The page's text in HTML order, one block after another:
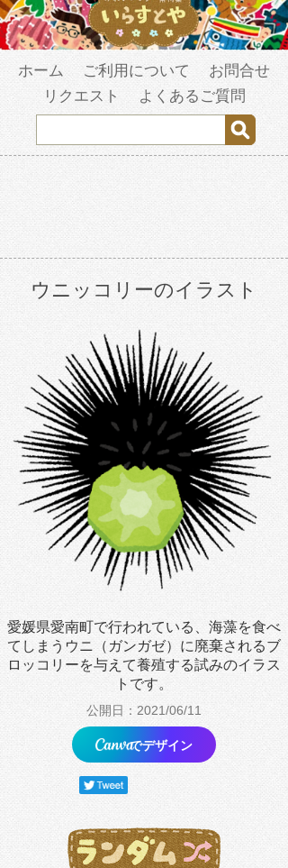
ホーム ご利用について
お問合せ
リクエスト
よくあるご質問
ウニッコリーのイラスト
愛媛県愛南町で行われている、海藻を食べ
てしまうウニ（ガンガゼ）に廃棄されるブ
ロッコリーを与えて養殖する試みのイラス
トです。
公開日：2021/06/11
でデザイン